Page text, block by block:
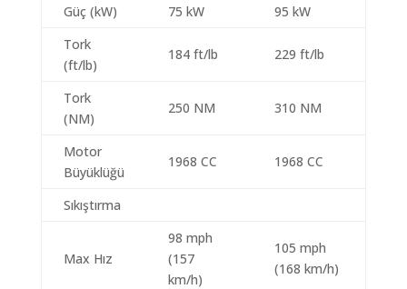
Güç (kW)
75 kW
95 kW
Tork
(ft/lb)
184 ft/lb 229 ft/lb
Tork
(NM)
250 NM 310 NM
Motor
Büyüklüğü
1968 CC 1968 CC
Sıkıştırma
Max Hız
98 mph
(157
km/h)
105 mph
(168 km/h)